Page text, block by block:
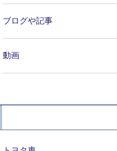
ブログや記事
動画